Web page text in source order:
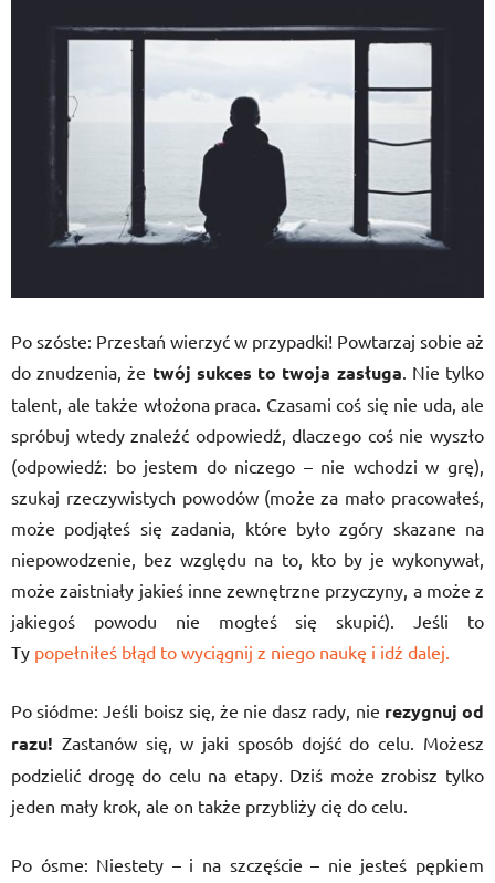
Po szóste: Przestań wierzyć w przypadki! Powtarzaj sobie aż
do znudzenia, że twój sukces to twoja zasługa. Nie tylko
talent, ale także włożona praca. Czasami coś się nie uda, ale
spróbuj wtedy znaleźć odpowiedź, dlaczego coś nie wyszło
(odpowiedź: bo jestem do niczego – nie wchodzi w grę),
szukaj rzeczywistych powodów (może za mało pracowałeś,
może podjąłeś się zadania, które było zgóry skazane na
niepowodzenie, bez względu na to, kto by je wykonywał,
może zaistniały jakieś inne zewnętrzne przyczyny, a może z
jakiegoś powodu nie mogłeś się skupić). Jeśli to
Ty popełniłeś błąd to wyciągnij z niego naukę i idź dalej.
Po siódme: Jeśli boisz się, że nie dasz rady, nie rezygnuj od
razu! Zastanów się, w jaki sposób dojść do celu. Możesz
podzielić drogę do celu na etapy. Dziś może zrobisz tylko
jeden mały krok, ale on także przybliży cię do celu.
Po ósme: Niestety – i na szczęście – nie jesteś pępkiem